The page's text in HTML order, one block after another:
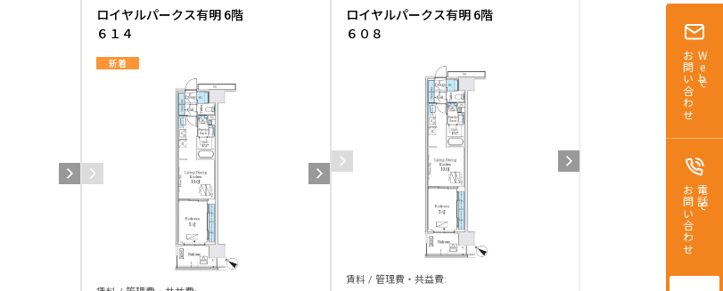
Webで
お問い合わせ
電話で
お問い合わせ
ロイヤルパークス有明 6階
６１４
新着
ロイヤルパークス有明 6階
６０８
賃料 / 管理費・共益費: